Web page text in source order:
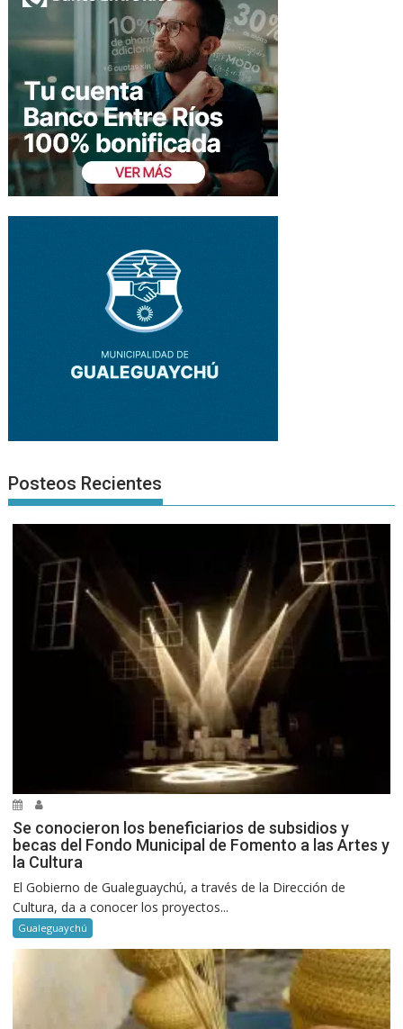
Posteos Recientes
Se conocieron los beneficiarios de subsidios y
becas del Fondo Municipal de Fomento a las Artes y
la Cultura
El Gobierno de Gualeguaychú, a través de la Dirección de
Cultura, da a conocer los proyectos...
Gualeguaychú